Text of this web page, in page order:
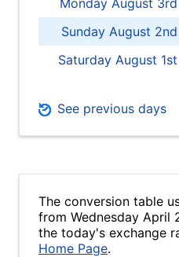
Monday August
Sunday August
Saturday August
See previous days
The conversion table
from Wednesday April
the today's exchange
Home Page.